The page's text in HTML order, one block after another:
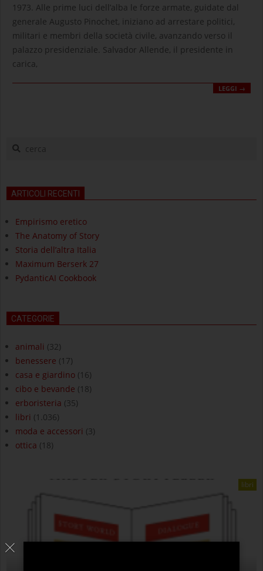
1973. Alle prime luci dell’alba le forze armate, guidate dal
generale Augusto Pinochet, iniziano ad arrestare politici,
militari e membri della società civile, avanzando verso il
palazzo presidenziale. Salvador Allende, il presidente in
carica,
LEGGI →
cerca
ARTICOLI RECENTI
Empirismo eretico
The Anatomy of Story
Storia dell’altra Italia
Maximum Berserk 27
PydanticAI Cookbook
CATEGORIE
animali (32)
benessere (17)
casa e giardino (16)
cibo e bevande (18)
erboristeria (35)
libri (1.036)
moda e accessori (3)
ottica (18)
libri